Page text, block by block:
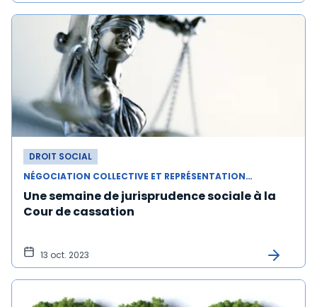
DROIT SOCIAL
NÉGOCIATION COLLECTIVE ET REPRÉSENTATION DU PERSONNEL
Une semaine de jurisprudence sociale à la
Cour de cassation
13 oct. 2023